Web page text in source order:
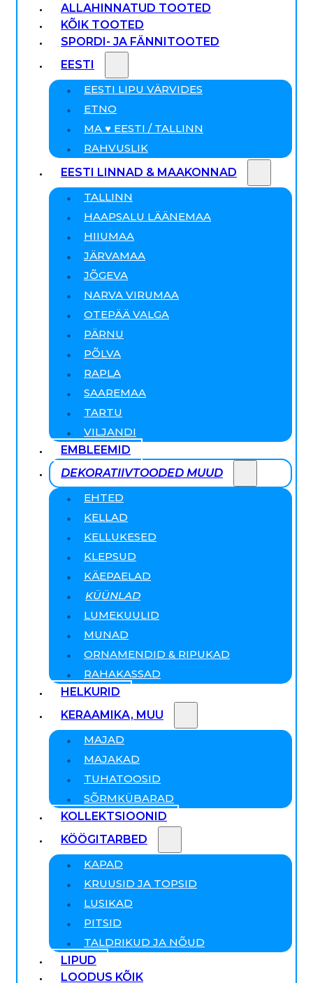
ALLAHINNATUD TOOTED
KÕIK TOOTED
SPORDI- JA FÄNNITOOTED
EESTI
EESTI LIPU VÄRVIDES
ETNO
MA ♥ EESTI / TALLINN
RAHVUSLIK
EESTI LINNAD & MAAKONNAD
TALLINN
HAAPSALU LÄÄNEMAA
HIIUMAA
JÄRVAMAA
JÕGEVA
NARVA VIRUMAA
OTEPÄÄ VALGA
PÄRNU
PÕLVA
RAPLA
SAAREMAA
TARTU
VILJANDI
EMBLEEMID
DEKORATIIVTOODED MUUD
EHTED
KELLAD
KELLUKESED
KLEPSUD
KÄEPAELAD
KÜÜNLAD
LUMEKUULID
MUNAD
ORNAMENDID & RIPUKAD
RAHAKASSAD
HELKURID
KERAAMIKA, MUU
MAJAD
MAJAKAD
TUHATOOSID
SÕRMKÜBARAD
KOLLEKTSIOONID
KÖÖGITARBED
KAPAD
KRUUSID JA TOPSID
LUSIKAD
PITSID
TALDRIKUD JA NÕUD
LIPUD
LOODUS KÕIK